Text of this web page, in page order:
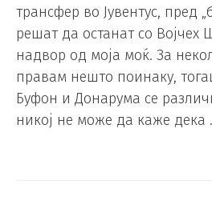
трансфер во Јувентус, пред
решат да останат со Војчех
надвор од моја моќ. За
правам нешто поинаку,
Буфон и Донарума се
никој не може да каже дека